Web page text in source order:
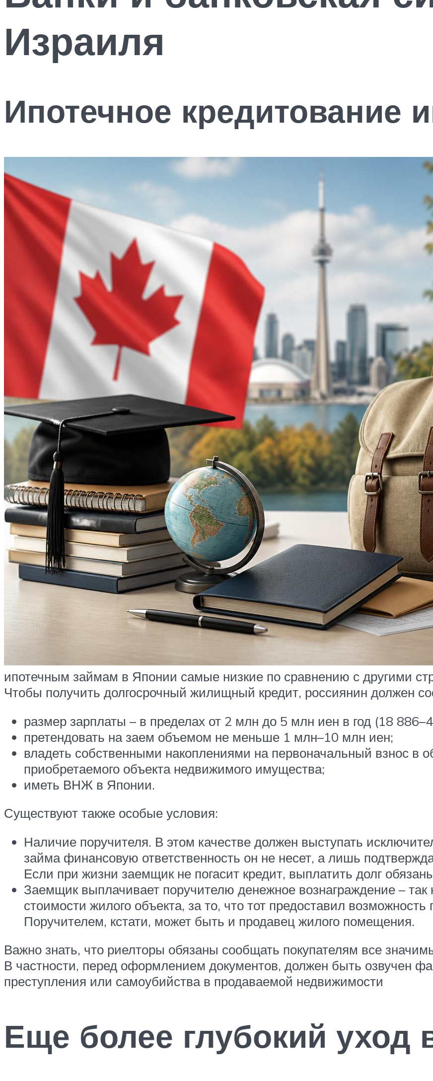
Израиля
Ипотечное кредитование
ипотечным займам в Японии самые низкие по сравнению с другими
Чтобы получить долгосрочный жилищный кредит, россиянин должен
размер зарплаты – в пределах от 2 млн до 5 млн иен в год (18
претендовать на заем объемом не меньше 1 млн–10 млн иен;
владеть собственными накоплениями на первоначальный взнос в
приобретаемого объекта недвижимого имущества;
иметь ВНЖ в Японии.
Существуют также особые условия:
Наличие поручителя. В этом качестве должен выступать
займа финансовую ответственность он не несет, а лишь
Если при жизни заемщик не погасит кредит, выплатить долг
Заемщик выплачивает поручителю денежное вознаграждение –
стоимости жилого объекта, за то, что тот предоставил возможность
Поручителем, кстати, может быть и продавец жилого помещения.
Важно знать, что риелторы обязаны сообщать покупателям все
В частности, перед оформлением документов, должен быть озвучен
преступления или самоубийства в продаваемой недвижимости
Еще более глубокий уход